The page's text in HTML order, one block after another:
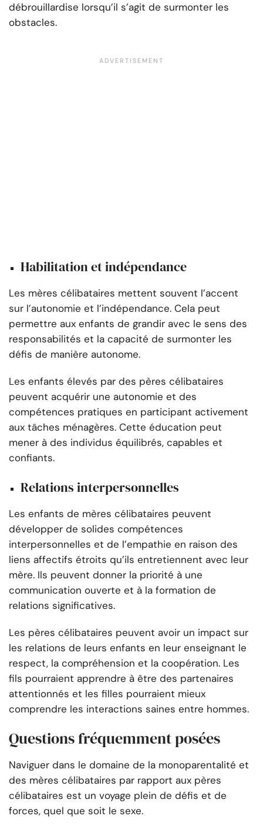
débrouillardise lorsqu’il s’agit de surmonter les
obstacles.
Habilitation et indépendance
Les mères célibataires mettent souvent l’accent
sur l’autonomie et l’indépendance. Cela peut
permettre aux enfants de grandir avec le sens des
responsabilités et la capacité de surmonter les
défis de manière autonome.
Les enfants élevés par des pères célibataires
peuvent acquérir une autonomie et des
compétences pratiques en participant activement
aux tâches ménagères. Cette éducation peut
mener à des individus équilibrés, capables et
confiants.
Relations interpersonnelles
Les enfants de mères célibataires peuvent
développer de solides compétences
interpersonnelles et de l’empathie en raison des
liens affectifs étroits qu’ils entretiennent avec leur
mère. Ils peuvent donner la priorité à une
communication ouverte et à la formation de
relations significatives.
Les pères célibataires peuvent avoir un impact sur
les relations de leurs enfants en leur enseignant le
respect, la compréhension et la coopération. Les
fils pourraient apprendre à être des partenaires
attentionnés et les filles pourraient mieux
comprendre les interactions saines entre hommes.
Questions fréquemment posées
Naviguer dans le domaine de la monoparentalité et
des mères célibataires par rapport aux pères
célibataires est un voyage plein de défis et de
forces, quel que soit le sexe.